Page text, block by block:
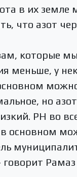
в их земле
что азот
которые
меньше, у
но
PH во
основном
Рамаз